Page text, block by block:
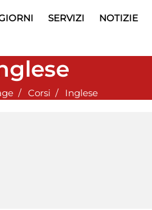
SERVIZI NOTIZIE
Corsi Inglese